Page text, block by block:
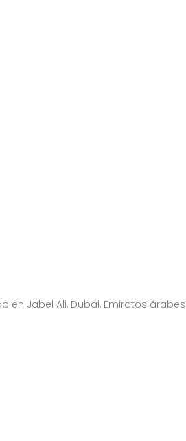
en Jabel Ali, Dubai, Emiratos